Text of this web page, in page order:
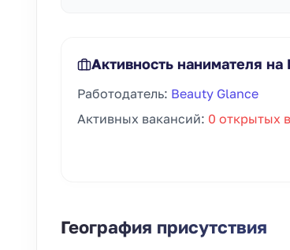
Активность нанимателя на
Работодатель: Beauty Glance
Активных вакансий: 0 открытых
География присутствия